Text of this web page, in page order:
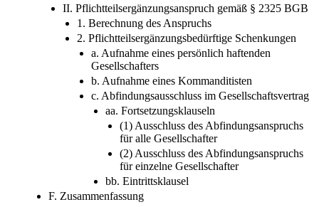
II. Pflichtteilsergänzungsanspruch gemäß § 2325 BGB
1. Berechnung des Anspruchs
2. Pflichtteilsergänzungsbedürftige Schenkungen
a. Aufnahme eines persönlich haftenden
Gesellschafters
b. Aufnahme eines Kommanditisten
c. Abfindungsausschluss im Gesellschaftsvertrag
aa. Fortsetzungsklauseln
(1) Ausschluss des Abfindungsanspruchs
für alle Gesellschafter
(2) Ausschluss des Abfindungsanspruchs
für einzelne Gesellschafter
bb. Eintrittsklausel
F. Zusammenfassung